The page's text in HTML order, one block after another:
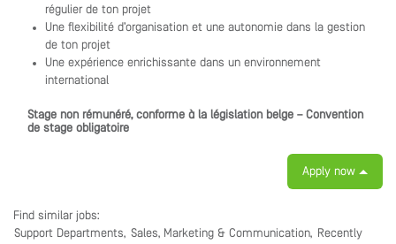
régulier de ton projet
Une flexibilité d’organisation et une autonomie dans la gestion
de ton projet
Une expérience enrichissante dans un environnement
international
Stage non rémunéré, conforme à la législation belge – Convention
de stage obligatoire
Apply now
Find similar jobs:
Support Departments, Sales, Marketing & Communication, Recently